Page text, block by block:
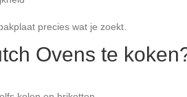
precies wat je zoekt.
Ovens te